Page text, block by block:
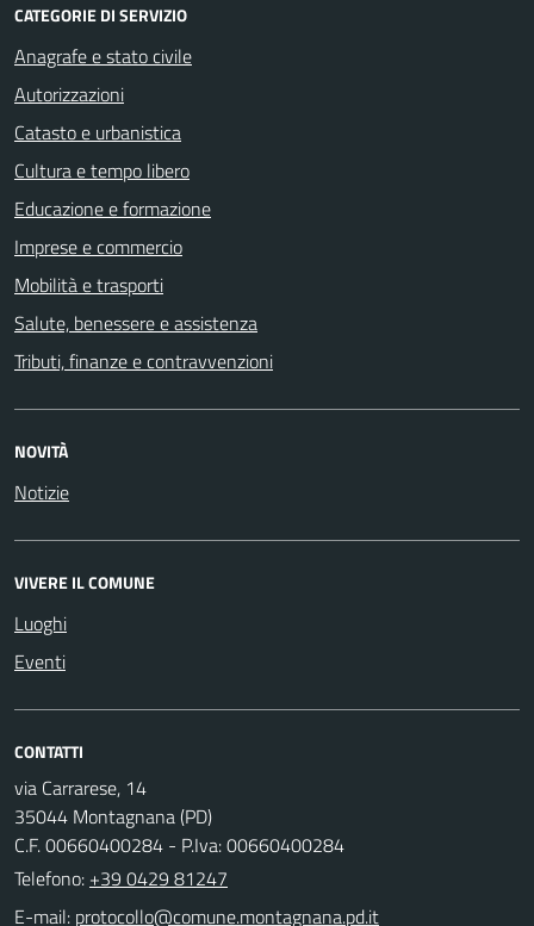
CATEGORIE DI SERVIZIO
Anagrafe e stato civile
Autorizzazioni
Catasto e urbanistica
Cultura e tempo libero
Educazione e formazione
Imprese e commercio
Mobilità e trasporti
Salute, benessere e assistenza
Tributi, finanze e contravvenzioni
NOVITÀ
Notizie
VIVERE IL COMUNE
Luoghi
Eventi
CONTATTI
via Carrarese, 14
35044 Montagnana (PD)
C.F. 00660400284 - P.Iva: 00660400284
Telefono: +39 0429 81247
E-mail: